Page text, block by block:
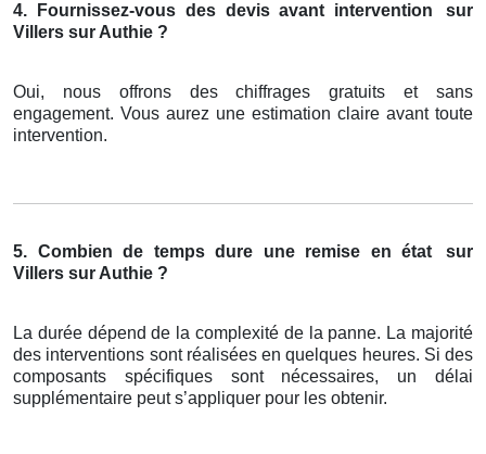
4. Fournissez-vous des devis avant intervention
sur
Villers sur Authie ?
Oui, nous offrons des chiffrages gratuits et sans
engagement. Vous aurez une estimation claire avant toute
intervention.
5. Combien de temps dure une remise en état
sur
Villers sur Authie ?
La durée dépend de la complexité de la panne. La majorité
des interventions sont réalisées en quelques heures. Si des
composants spécifiques sont nécessaires, un délai
supplémentaire peut s’appliquer pour les obtenir.